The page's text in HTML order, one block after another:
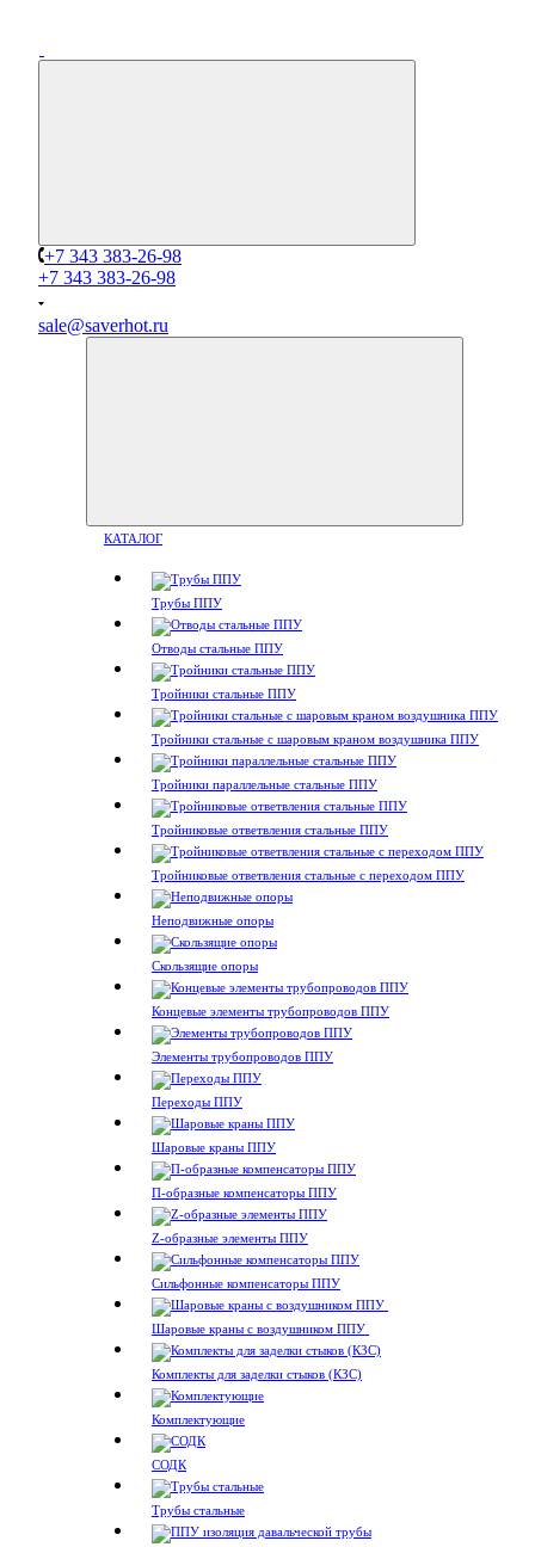
+7 343 383-26-98
+7 343 383-26-98
sale@saverhot.ru
КАТАЛОГ
Трубы ППУ
Отводы стальные ППУ
Тройники стальные ППУ
Тройники стальные с шаровым краном воздушника ППУ
Тройники параллельные стальные ППУ
Тройниковые ответвления стальные ППУ
Тройниковые ответвления стальные с переходом ППУ
Неподвижные опоры
Скользящие опоры
Концевые элементы трубопроводов ППУ
Элементы трубопроводов ППУ
Переходы ППУ
Шаровые краны ППУ
П-образные компенсаторы ППУ
Z-образные элементы ППУ
Сильфонные компенсаторы ППУ
Шаровые краны с воздушником ППУ
Комплекты для заделки стыков (КЗС)
Комплектующие
СОДК
Трубы стальные